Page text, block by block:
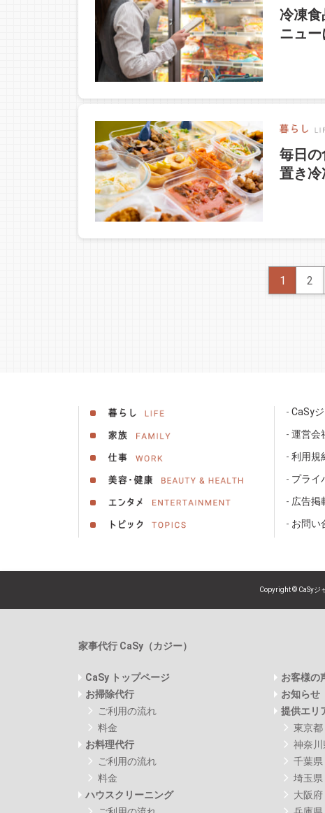
冷凍食
ニュ
毎日の
置き冷
1 2
CaSy
運営会
利用規
プライ
広告掲
お問い
Copyright © CaSyジ
家事代行 CaSy（カジー）
CaSy トップページ
お掃除代行
ご利用の流れ
料金
お料理代行
ご利用の流れ
料金
ハウスクリーニング
お客様の
お知らせ
提供エリ
東京都
神奈川
千葉県
埼玉県
大阪府